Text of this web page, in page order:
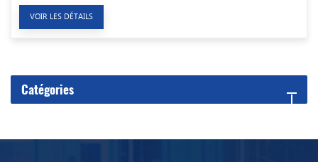
VOIR LES DÉTAILS
Catégories